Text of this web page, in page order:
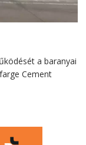
a baranyai
Cement